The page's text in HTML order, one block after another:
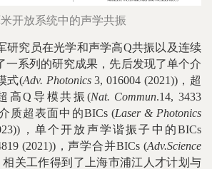
开放系统中的声学共振
究员在光学和声学高Q共振以及连续
一系列的研究成果，先后发现了单个介
式(Adv. Photonics3, 016004 (2021))，超
高Q导模共振(Nat. Commun.14, 3433
质超表面中的BICs (Laser & Photonics
，单个开放声学谐振子中的BICs
(2021))，声学合并BICs (Adv.Science
相关工作得到了上海市浦江人才计划与